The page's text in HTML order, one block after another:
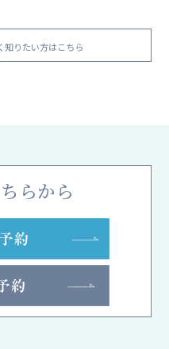
知りたい方はこちら
らから